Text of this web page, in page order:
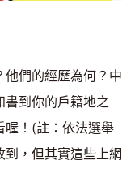
們的經歷為何？中
到你的戶籍地之
喔！(註：依法選舉
，但其實這些上網